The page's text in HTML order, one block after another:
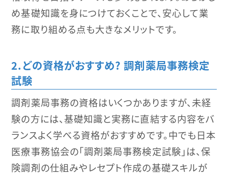
め基礎知識を身につけておくことで、安心して業
務に取り組める点も大きなメリットです。
どの資格がおすすめ? 調剤薬局事務検定
試験
調剤薬局事務の資格はいくつかありますが、未経
験の方には、基礎知識と実務に直結する内容をバ
ランスよく学べる資格がおすすめです。中でも日本
医療事務協会の「調剤薬局事務検定試験」は、保
険調剤の仕組みやレセプト作成の基礎スキルが